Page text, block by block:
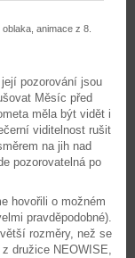
animace z 8.
pozorování jsou
Měsíc před
měla být vidět i
viditelnost rušit
na jih nad
pozorovatelná po
hovořili o možném
pravděpodobné).
rozměry, než se
družice NEOWISE,